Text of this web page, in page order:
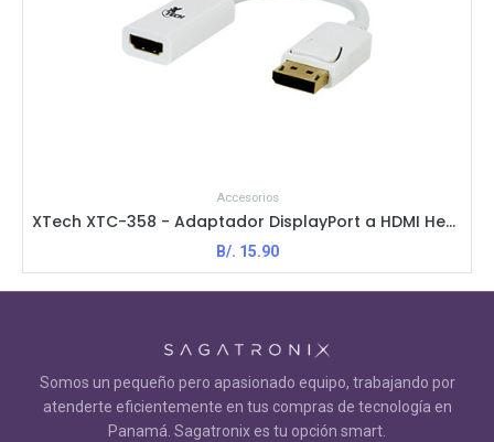
Accesorios
XTech XTC-358 - Adaptador DisplayPort a HDMI Hembra / M-H / Blanco
B/. 15.90
Somos un pequeño pero apasionado equipo, trabajando por
atenderte eficientemente en tus compras de tecnología en
Panamá. Sagatronix es tu opción smart.